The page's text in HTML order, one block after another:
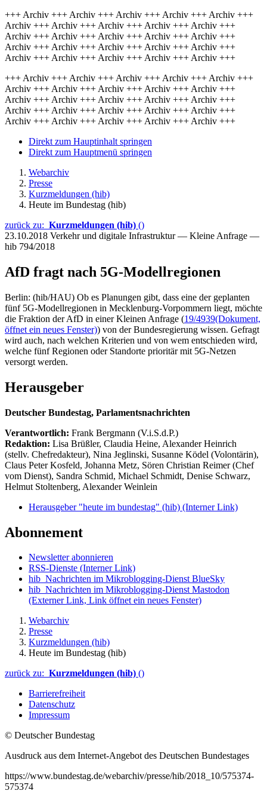
+++ Archiv +++ Archiv +++ Archiv +++ Archiv +++ Archiv +++
Archiv +++ Archiv +++ Archiv +++ Archiv +++ Archiv +++
Archiv +++ Archiv +++ Archiv +++ Archiv +++ Archiv +++
Archiv +++ Archiv +++ Archiv +++ Archiv +++ Archiv +++
Archiv +++ Archiv +++ Archiv +++ Archiv +++ Archiv +++
+++ Archiv +++ Archiv +++ Archiv +++ Archiv +++ Archiv +++
Archiv +++ Archiv +++ Archiv +++ Archiv +++ Archiv +++
Archiv +++ Archiv +++ Archiv +++ Archiv +++ Archiv +++
Archiv +++ Archiv +++ Archiv +++ Archiv +++ Archiv +++
Archiv +++ Archiv +++ Archiv +++ Archiv +++ Archiv +++
Direkt zum Hauptinhalt springen
Direkt zum Hauptmenü springen
Webarchiv
Presse
Kurzmeldungen (hib)
Heute im Bundestag (hib)
zurück zu: Kurzmeldungen (hib) ()
23.10.2018 Verkehr und digitale Infrastruktur — Kleine Anfrage —
hib 794/2018
AfD fragt nach 5G-Modellregionen
Berlin: (hib/HAU) Ob es Planungen gibt, dass eine der geplanten
fünf 5G-Modellregionen in Mecklenburg-Vorpommern liegt, möchte
die Fraktion der AfD in einer Kleinen Anfrage (19/4939(Dokument,
öffnet ein neues Fenster)) von der Bundesregierung wissen. Gefragt
wird auch, nach welchen Kriterien und von wem entschieden wird,
welche fünf Regionen oder Standorte prioritär mit 5G-Netzen
versorgt werden.
Herausgeber
Deutscher Bundestag, Parlamentsnachrichten
Verantwortlich: Frank Bergmann (V.i.S.d.P.)
Redaktion: Lisa Brüßler, Claudia Heine, Alexander Heinrich
(stellv. Chefredakteur), Nina Jeglinski, Susanne Ködel (Volontärin),
Claus Peter Kosfeld, Johanna Metz, Sören Christian Reimer (Chef
vom Dienst), Sandra Schmid, Michael Schmidt, Denise Schwarz,
Helmut Stoltenberg, Alexander Weinlein
Herausgeber "heute im bundestag" (hib) (Interner Link)
Abonnement
Newsletter abonnieren
RSS-Dienste (Interner Link)
hib_Nachrichten im Mikroblogging-Dienst BlueSky
hib_Nachrichten im Mikroblogging-Dienst Mastodon
(Externer Link, Link öffnet ein neues Fenster)
Webarchiv
Presse
Kurzmeldungen (hib)
Heute im Bundestag (hib)
zurück zu: Kurzmeldungen (hib) ()
Barrierefreiheit
Datenschutz
Impressum
© Deutscher Bundestag
Ausdruck aus dem Internet-Angebot des Deutschen Bundestages
https://www.bundestag.de/webarchiv/presse/hib/2018_10/575374-
575374